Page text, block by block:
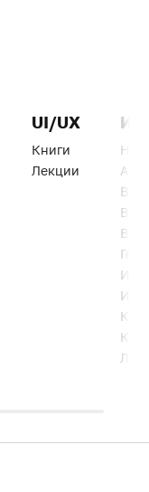
UI/UX
Книги
Лекции
Веб